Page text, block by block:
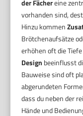
der Fächereine
vorhanden sind,
Hinzu kommen
Brötchenaufsätze
erhöhen oft die
Design beeinflusst
Bauweise sind oft
abgerundeten
dass du neben der
Hände und